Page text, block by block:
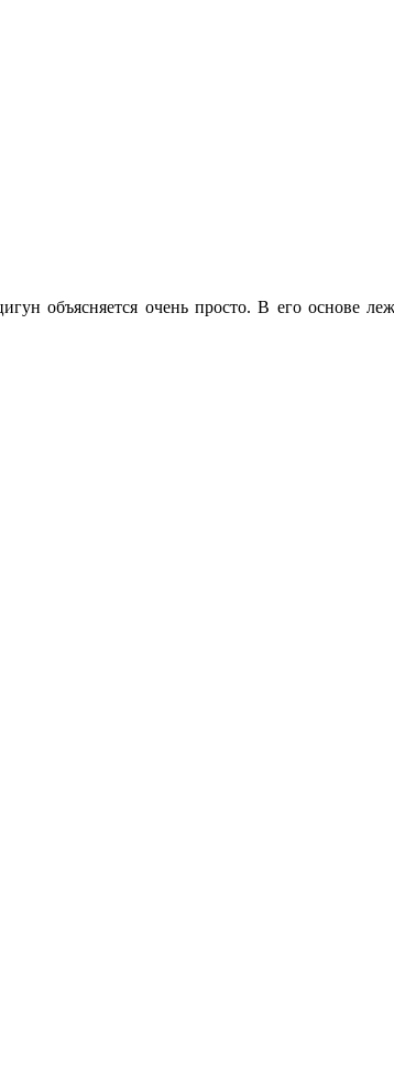
объясняется очень просто. В его основе